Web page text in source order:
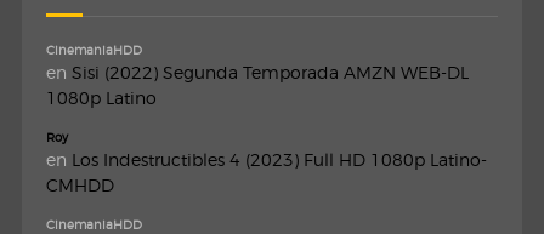
CinemaniaHDD
en Sisi (2022) Segunda Temporada AMZN WEB-DL
1080p Latino
Roy
en Los Indestructibles 4 (2023) Full HD 1080p Latino-
CMHDD
CinemaniaHDD